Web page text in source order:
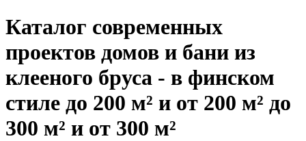
Каталог современных
проектов домов и бани из
клееного бруса - в финском
стиле до 200 м² и от 200 м² до
300 м² и от 300 м²